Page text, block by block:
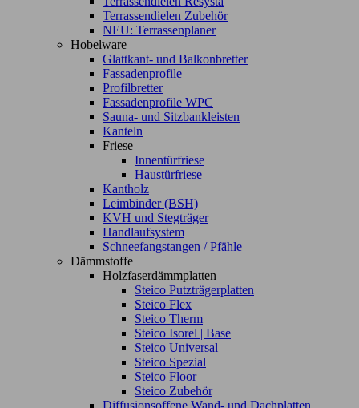
Terrassendielen Zubehör
NEU: Terrassenplaner
Hobelware
Glattkant- und Balkonbretter
Fassadenprofile
Profilbretter
Fassadenprofile WPC
Sauna- und Sitzbankleisten
Kanteln
Friese
Innentürfriese
Haustürfriese
Kantholz
Leimbinder (BSH)
KVH und Stegträger
Handlaufsystem
Schneefangstangen / Pfähle
Dämmstoffe
Holzfaserdämmplatten
Steico Putzträgerplatten
Steico Flex
Steico Therm
Steico Isorel | Base
Steico Universal
Steico Spezial
Steico Floor
Steico Zubehör